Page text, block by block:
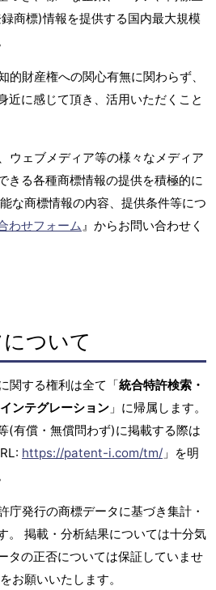
商標)情報を提供する国内最大規模
的財産権への関心有無に関わらず、
近に感じて頂き、活用いただくこと
ウェブメディア等の様々なメディア
きる各種商標情報の提供を積極的に
な商標情報の内容、提供条件等につ
わせフォーム』からお問い合わせく
ついて
関する権利は全て「統合特許検索・
ンテグレーション 」に帰属します。
(有償・無償問わず)に掲載する際は
https://patent-i.com/tm/ 」を明
庁発行の商標データに基づき集計・
。 掲載・分析結果については十分気
タの正否については保証していませ
お願いいたします。